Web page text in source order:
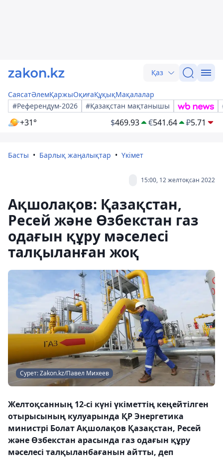
Қаз
СаясатӘлемҚаржыОқиғаҚұқықМақалалар
#Референдум-2026
#Қазақстан мақтанышы
+31° $469.93 €541.64 ₽5.71
Басты Барлық жаңалықтар Үкімет
15:00, 12 желтоқсан 2022
Ақшолақов: Қазақстан,
Ресей және Өзбекстан газ
одағын құру мәселесі
талқыланған жоқ
Сурет: Zakon.kz/Павел Михеев
Желтоқсанның 12-сі күні үкіметтің кеңейтілген
отырысының кулуарында ҚР Энергетика
министрі Болат Ақшолақов Қазақстан, Ресей
және Өзбекстан арасында газ одағын құру
мәселесі талқыланбағанын айтты, деп